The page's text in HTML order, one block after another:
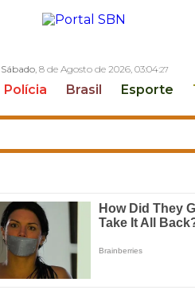
Sábado, 8 de Agosto de 2026, 03:04:28
Polícia Brasil Esporte